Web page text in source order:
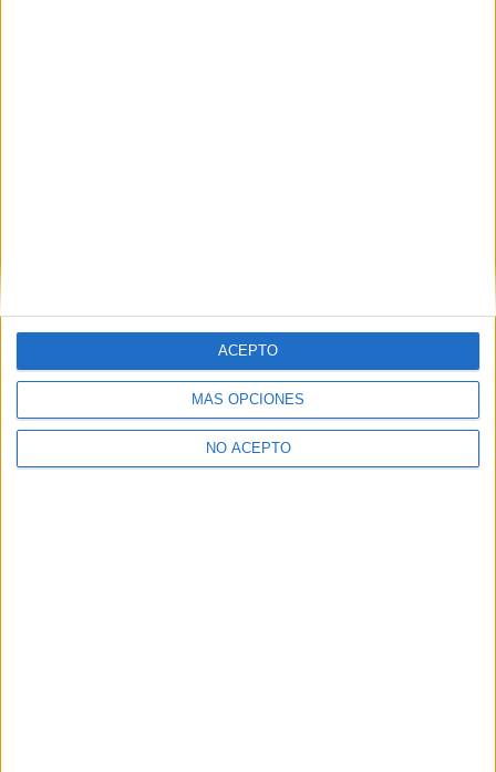
MÁS OPCIONES
NO ACEPTO
ACEPTO
Y como regalo de agradecimiento, por registrarte te daremos
gratis una copia de nuestro ebook con 100 consejos para tu
primer año de universidad